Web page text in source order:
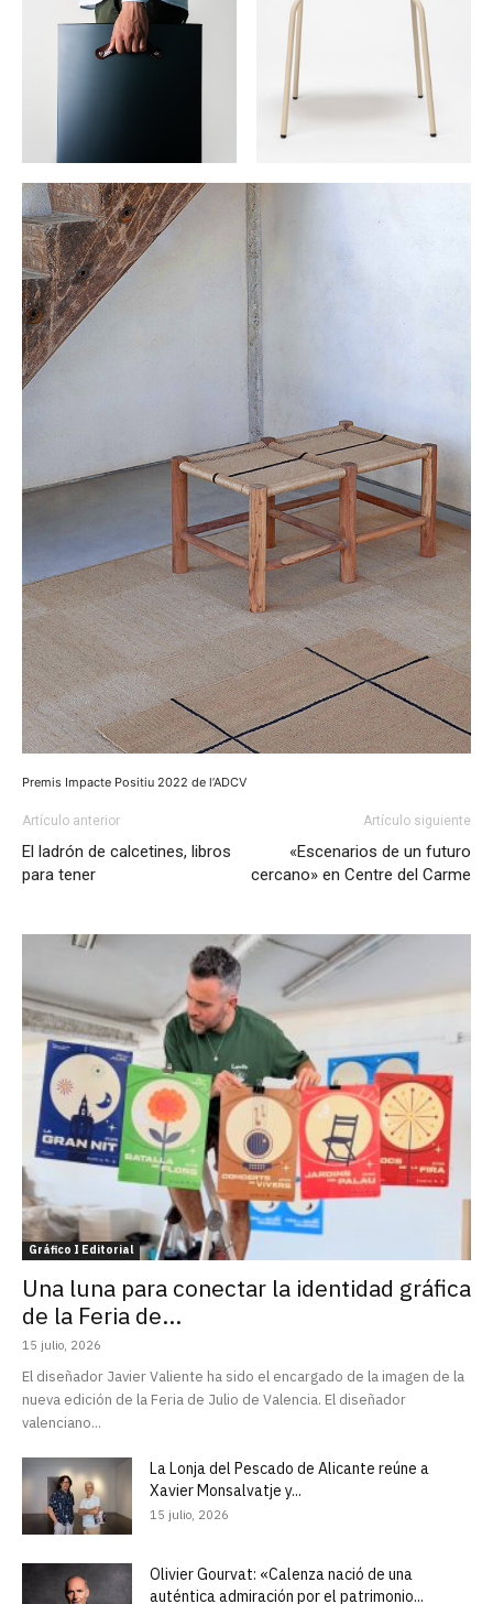
Premis Impacte Positiu 2022 de l’ADCV
Artículo anterior
El ladrón de calcetines, libros
para tener
Artículo siguiente
«Escenarios de un futuro
cercano» en Centre del Carme
Gráfico I Editorial
Una luna para conectar la identidad gráfica
de la Feria de...
15 julio, 2026
El diseñador Javier Valiente ha sido el encargado de la imagen de la
nueva edición de la Feria de Julio de Valencia. El diseñador
valenciano...
La Lonja del Pescado de Alicante reúne a
Xavier Monsalvatje y...
15 julio, 2026
Olivier Gourvat: «Calenza nació de una
auténtica admiración por el patrimonio...